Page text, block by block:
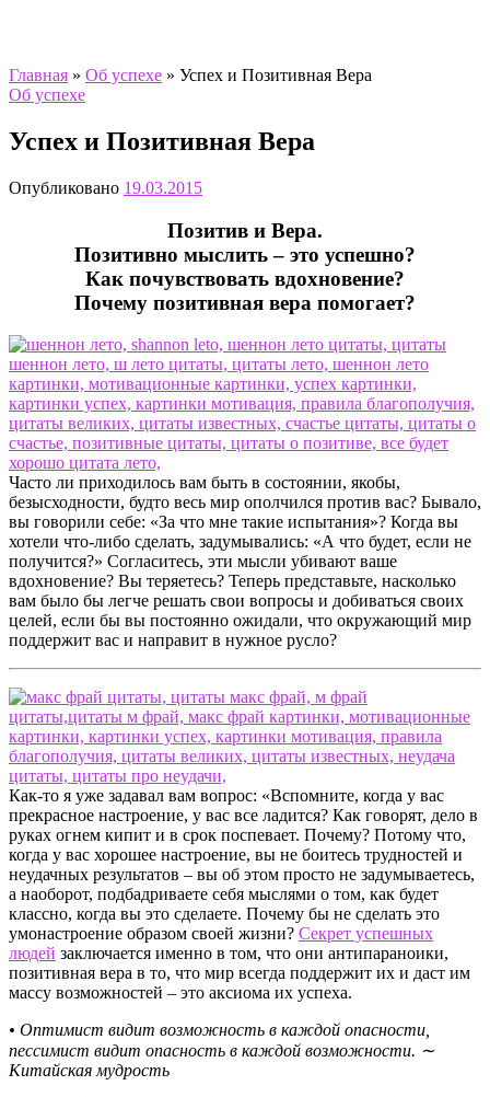
Главная » Об успехе » Успех и Позитивная Вера
Об успехе
Успех и Позитивная Вера
Опубликовано 19.03.2015
Позитив и Вера.
Позитивно мыслить – это успешно?
Как почувствовать вдохновение?
Почему позитивная вера помогает?
Часто ли приходилось вам быть в состоянии, якобы,
безысходности, будто весь мир ополчился против вас? Бывало,
вы говорили себе: «За что мне такие испытания»? Когда вы
хотели что-либо сделать, задумывались: «А что будет, если не
получится?» Согласитесь, эти мысли убивают ваше
вдохновение? Вы теряетесь? Теперь представьте, насколько
вам было бы легче решать свои вопросы и добиваться своих
целей, если бы вы постоянно ожидали, что окружающий мир
поддержит вас и направит в нужное русло?
Как-то я уже задавал вам вопрос: «Вспомните, когда у вас
прекрасное настроение, у вас все ладится? Как говорят, дело в
руках огнем кипит и в срок поспевает. Почему? Потому что,
когда у вас хорошее настроение, вы не боитесь трудностей и
неудачных результатов – вы об этом просто не задумываетесь,
а наоборот, подбадриваете себя мыслями о том, как будет
классно, когда вы это сделаете. Почему бы не сделать это
умонастроение образом своей жизни? Секрет успешных
людей заключается именно в том, что они антипараноики,
позитивная вера в то, что мир всегда поддержит их и даст им
массу возможностей – это аксиома их успеха.
• Оптимист видит возможность в каждой опасности,
пессимист видит опасность в каждой возможности. ∼
Китайская мудрость